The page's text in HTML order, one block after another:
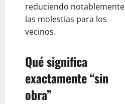
reduciendo notablemente
las molestias para los
vecinos.
Qué significa
exactamente “sin
obra”